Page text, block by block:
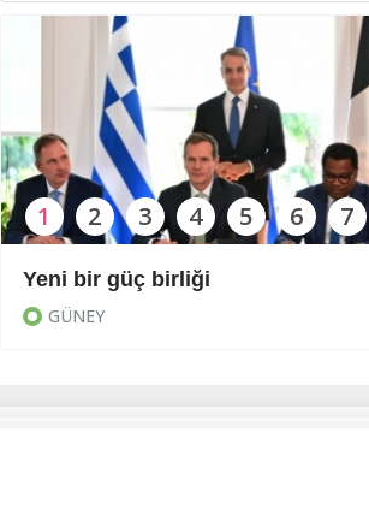
Yeni bir güç birliği
GÜNEY
1 2 3 4 5 6 7